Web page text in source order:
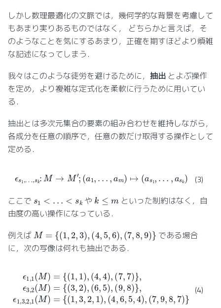
しかし数理最適化の文脈では，幾何学的な背景を考慮して
もあまり実りあるものではなく， どちらかと言えば，そ
のようなことを気にするあまり，正確を期すほどより煩雑
な記述になってしまう．
我々はこのような徒労を避けるために， 抽出 とよぶ操作
を定め，より複雑な定式化を柔軟に行うために用いてい
る．
抽出とは多次元集合の要素の組み合わせを維持しながら，
各成分を任意の順序で，任意の数だけ取得する操作として
定める．
(3)
1 …,s :M→M′; am )↦ a s1
ここで s1 <… k や k≤m といった制約はなく，自
由度の高い操作になっている．
例えば M={( 1,2, ), 4,5 6), 7, 8,9 }
である場合
に，次の写像は何れも抽出である．
(4)
1, 1(M)= {(1 1),( ,4) (7, 7)}, ϵ3, 2(M
9,8 )},ϵ1,3,2 1(M )={ 1, ,2, 1),( 4,6,5